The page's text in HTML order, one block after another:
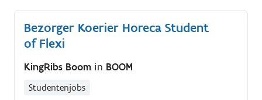
Bezorger Koerier Horeca Student
of Flexi
KingRibs Boom in BOOM
Studentenjobs